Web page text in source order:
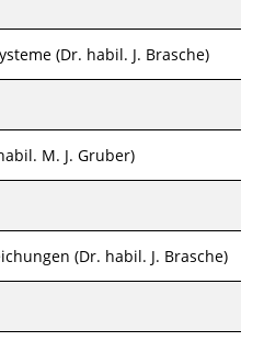
(Dr. habil. J. Brasche)
M. J. Gruber)
(Dr. habil. J. Brasche)